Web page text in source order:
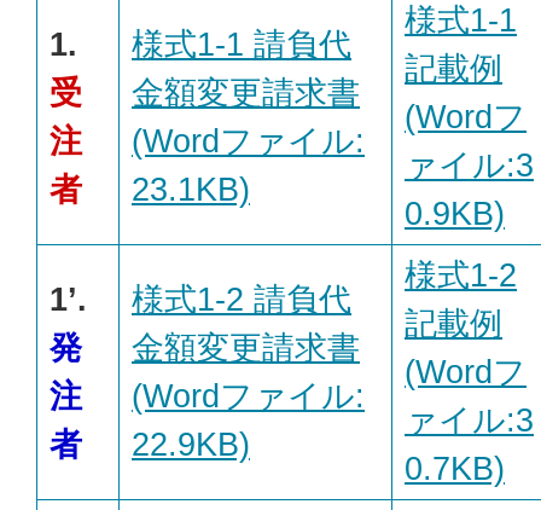
1.
受
注
者
様式1-1 請負代
金額変更請求書
(Wordファイル:
23.1KB)
様式1-1
記載例
(Wordフ
ァイル:3
0.9KB)
1’.
発
注
者
様式1-2 請負代
金額変更請求書
(Wordファイル:
22.9KB)
様式1-2
記載例
(Wordフ
ァイル:3
0.7KB)